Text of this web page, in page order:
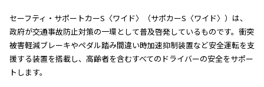
セーフティ・サポートカーS〈ワイド〉（サポカーS〈ワイド〉）は、
政府が交通事故防止対策の一環として普及啓発しているものです。衝突
被害軽減ブレーキやペダル踏み間違い時加速抑制装置など安全運転を支
援する装置を搭載し、高齢者を含むすべてのドライバーの安全をサポー
トします。